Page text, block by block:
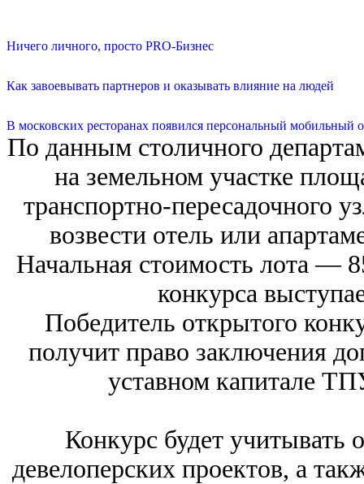
Ничего личного, просто PRO-Бизнес
Как завоевывать партнеров и оказывать влияние на людей
В московских ресторанах появился персональный мобильный
По данным столичного
на земельном участке
транспортно-пересадочного
возвести отель или
Начальная стоимость лота ―
конкурса
Победитель открытого
получит право заключения
уставном капитале
Конкурс будет учитывать
девелоперских проектов, а